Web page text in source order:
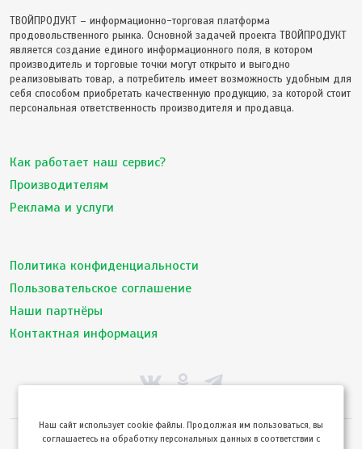
ТВОЙПРОДУКТ – информационно-торговая платформа
продовольственного рынка. Основной задачей проекта ТВОЙПРОДУКТ
является создание единого информационного поля, в котором
производитель и торговые точки могут открыто и выгодно
реализовывать товар, а потребитель имеет возможность удобным для
себя способом приобретать качественную продукцию, за которой стоит
персональная ответственность производителя и продавца.
Как работает наш сервис?
Производителям
Реклама и услуги
Политика конфиденциальности
Пользовательское соглашение
Наши партнёры
Контактная информация
© ТвойПродукт 2010 - 2026
Hаш сайт использует cookie файлы. Продолжая им пользоваться, вы
соглашаетесь на обработку персональных данных в соответствии с